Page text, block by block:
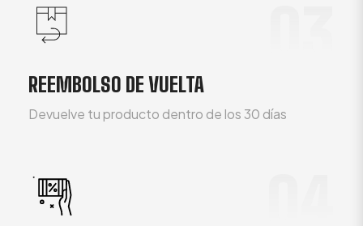
REEMBOLSO DE VUELTA
Devuelve tu producto dentro de los 30 días